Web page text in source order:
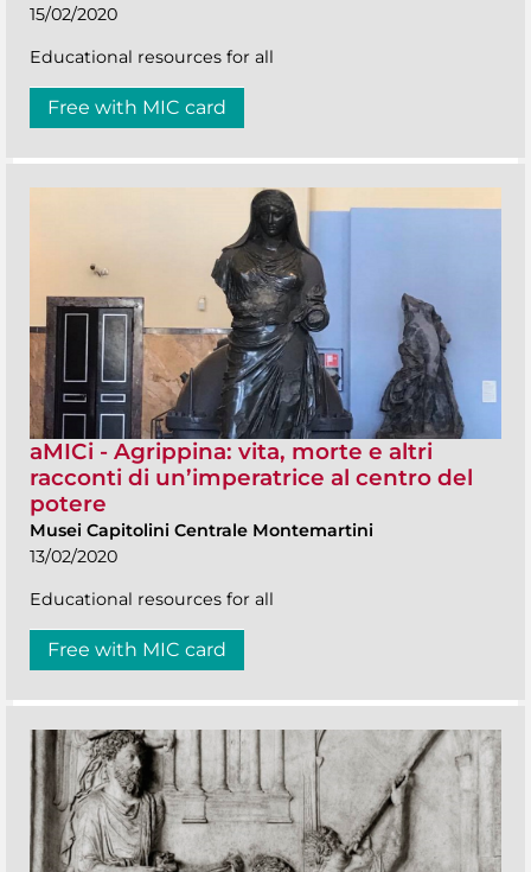
15/02/2020
Educational resources for all
Free with MIC card
aMICi - Agrippina: vita, morte e altri
racconti di un’imperatrice al centro del
potere
Musei Capitolini Centrale Montemartini
13/02/2020
Educational resources for all
Free with MIC card